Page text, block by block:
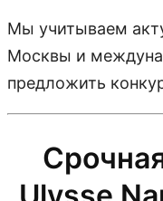
Мы учитываем
Москвы и
предложить